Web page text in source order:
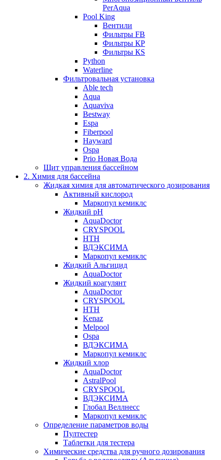
PerAqua
Pool King
Вентили
Фильтры FB
Фильтры КP
Фильтры КS
Python
Waterline
Фильтровальная установка
Able tech
Aqua
Aquaviva
Bestway
Espa
Fiberpool
Hayward
Ospa
Prio Новая Вода
Щит управления бассейном
2. Химия для бассейна
Жидкая химия для автоматического дозирования
Активный кислород
Маркопул кемиклс
Жидкий pH
AquaDoctor
CRYSPOOL
HTH
ВДЭКСИМА
Маркопул кемиклс
Жидкий Альгицид
AquaDoctor
Жидкий коагулянт
AquaDoctor
CRYSPOOL
HTH
Kenaz
Melpool
Ospa
ВДЭКСИМА
Маркопул кемиклс
Жидкий хлор
AquaDoctor
AstralPool
CRYSPOOL
ВДЭКСИМА
Глобал Веллнесс
Маркопул кемиклс
Определение параметров воды
Пултестер
Таблетки для тестера
Химические средства для ручного дозирования